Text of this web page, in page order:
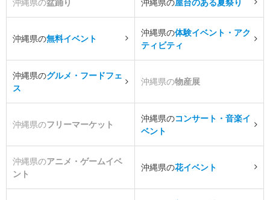
沖縄県の無料イベント
沖縄県の体験イベント・アク
ティビティ
沖縄県のグルメ・フードフェ
ス
沖縄県の物産展
沖縄県のフリーマーケット
沖縄県のコンサート・音楽イ
ベント
沖縄県のアニメ・ゲームイベ
ント
沖縄県の花イベント